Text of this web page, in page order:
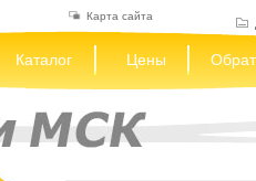
Карта сайта
Каталог Цены